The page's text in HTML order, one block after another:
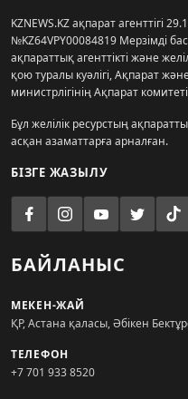
KZNEWS.KZ ақпарат агенттігі
№KZ64VPY00084819 Мерзімді
ақпараттық агенттікті және
қою туралы куәлігі, Ақпарат
министрлігінің Ақпарат
Бұл желілік ресурстың
асқан азаматтарға арналған.
БІЗГЕ ЖАЗЫЛУ
БАЙЛАНЫС
МЕКЕН-ЖАЙ
ҚР, Астана қаласы, Әбікен
ТЕЛЕФОН
+7 701 933 8520